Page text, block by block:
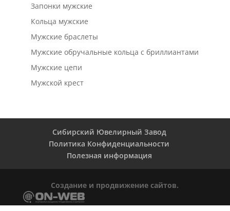
Запонки мужские
Кольца мужские
Мужские браслеты
Мужские обручальные кольца с бриллиантами
Мужские цепи
Мужской крест
Сибирский Ювелирный Завод
Политика Конфиденциальности
Полезная информация
Создание и продвижение сайтов.